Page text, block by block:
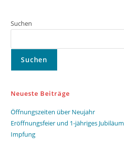
Suchen
Suchen
Neueste Beiträge
Öffnungszeiten über Neujahr
Eröffnungsfeier und 1-jähriges Jubiläum
Impfung